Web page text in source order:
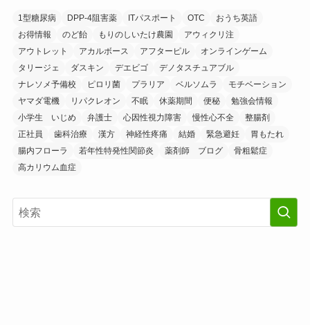
1型糖尿病 DPP-4阻害薬 ITパスポート OTC
おうち英語
お得情報
のど飴 もりのしいたけ農園
アウィクリ注
アウトレット
アカルボース アフターピル
オンラインゲーム
タリージェ
ダスキン デエビゴ
デノタスチュアブル
ナレソメ予備校
ピロリ菌 プラリア ベルソムラ
モチベーション
ヤマダ電機
リパクレオン 不眠 休薬期間 便秘
勉強会情報
小学生 いじめ
弁護士 心因性視力障害 慢性心不全
整腸剤
正社員
歯科治療 漢方 神経性疼痛 結婚 緊急避妊
胃もたれ
腸内フローラ
若年性特発性関節炎 薬剤師 ブログ
骨粗鬆症
高カリウム血症